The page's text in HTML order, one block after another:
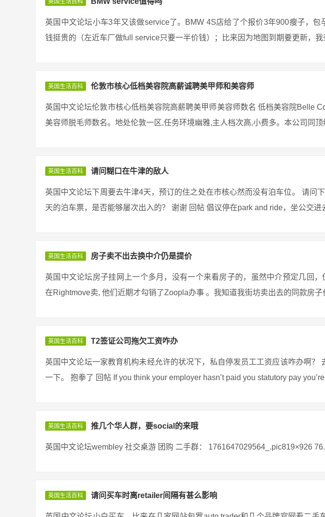
英国生活百科
英国中文论坛小车3年又该做service了。BMW 4S店给了个报价3年900瘦子，包
钱挺贵的（左近车厂做full service只要一半价钱）；比来因为地图到期要更新，我
英国生活百科 伦敦市核心低档美容院高薪诚聘美甲师和美容师
英国中文论坛伦敦市核心低档美容院高薪聘美甲师美容师数名 低档美容院Belle
美容师脱毛师数名。地处伦敦一区,任务环境幽雅,主人档次高,小费多。本公司同顶
英国生活百科 请问糊口在牛津的敌人
英国中文论坛下周要去牛津4天，预订的住之处在市核心然而没有泊车位。 请问
天的泊车票，是否能够屡次出入的？ 谢谢 回帖 倡议停在park and ride，坐公交进
英国生活百科 房子卖不出去换中介仍是提价
英国中文论坛房子挂网上一个多月，没有一个来看房子的，虽然中介预定几回
在Rightmove卖, 他们近期才勾销了Zoopla办事 。我知道我街坊卖出去的同款房子
英国生活百科 T2签证公司拖欠工资咋办
英国中文论坛一家教育机构未经允许的状况下，私自停发员工工资应该咋办啊？
一下。 抱拳了 回帖 If you think your employer hasn’t paid you statutory pay
英国生活百科 推几个华人群，要social的来哦
英国中文论坛wembley 社交桌游 团购 二手群： 1761647029564_.pic819×926
英国生活百科 请问买车时离retailer间隔有甚么影响